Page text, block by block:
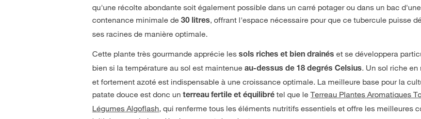
qu'une récolte abondante soit également possible dans un carré potager ou dans un bac d'une
contenance minimale de30 litres, offrant l'espace nécessaire pour que ce tubercule puisse
ses racines de manière optimale.
Cette plante très gourmande apprécie lessols riches et bien drainés et se développera
bien si la température au sol est maintenueau-dessus de 18 degrés Celsius. Un sol riche
et fortement azoté est indispensable à une croissance optimale. La meilleure base pour la
patate douce est donc unterreau fertile et équilibré tel que leTerreau Plantes Aromatiques
Légumes Algoflash, qui renferme tous les éléments nutritifs essentiels et offre les meilleures